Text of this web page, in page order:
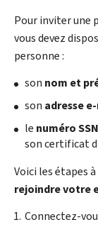
Pour inviter une
vous devez
personne :
son nom et
son adresse
le numéro SSN
son certificat
Voici les étapes
rejoindre votre
Connectez-